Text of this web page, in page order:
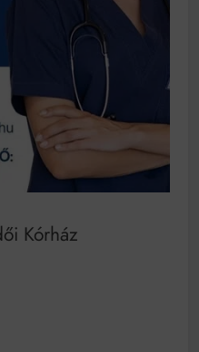
nem csak a 80-
akkor
Kórház